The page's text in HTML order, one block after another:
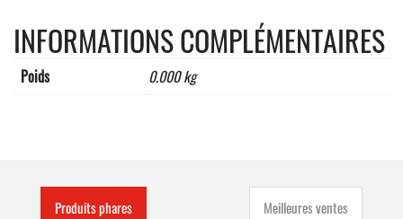
INFORMATIONS COMPLÉMENTAIRES
Poids 0.000 kg
Produits phares Meilleures ventes